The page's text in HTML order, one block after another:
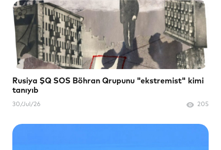
Rusiya ŞQ SOS Böhran Qrupunu "ekstremist" kimi
tanıyıb
30/Jul/26 205